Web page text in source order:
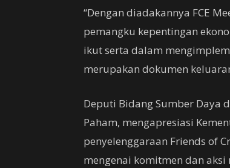
“Dengan diadakannya FCE
pemangku kepentingan
ikut serta dalam
merupakan dokumen
Deputi Bidang Sumber Daya
Paham, mengapresiasi
penyelenggaraan Friends of
mengenai komitmen dan